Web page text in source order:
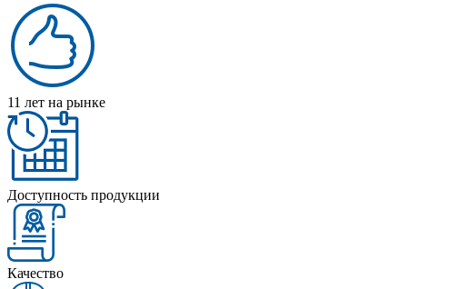
11 лет на рынке
Доступность продукции
Качество